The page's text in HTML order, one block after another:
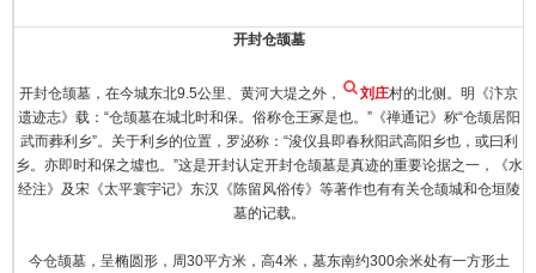
开封仓颉墓
开封仓颉墓，在今城东北9.5公里、黄河大堤之外， 刘庄村的北侧。明《汴京
遗迹志》载：“仓颉墓在城北时和保。俗称仓王冢是也。”《禅通记》称“仓颉居阳
武而葬利乡”。关于利乡的位置，罗泌称：“浚仪县即春秋阳武高阳乡也，或曰利
乡。亦即时和保之墟也。”这是开封认定开封仓颉墓是真迹的重要论据之一，《水
经注》及宋《太平寰宇记》东汉《陈留风俗传》等著作也有有关仓颉城和仓垣陵
墓的记载。
今仓颉墓，呈椭圆形，周30平方米，高4米，墓东南约300余米处有一方形土